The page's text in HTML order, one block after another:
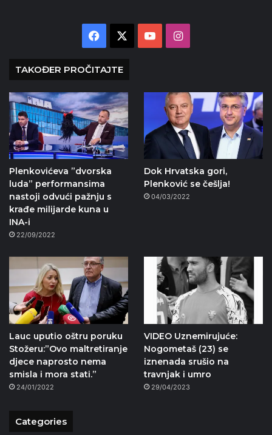
Facebook YouTubeInstagram
TAKOĐER PROČITAJTE
Plenkovićeva ”dvorska
luda” performansima
nastoji odvući pažnju s
krađe milijarde kuna u
INA-i
22/09/2022
Dok Hrvatska gori,
Plenković se češlja!
04/03/2022
Lauc uputio oštru poruku
Stožeru:”Ovo maltretiranje
djece naprosto nema
smisla i mora stati.”
24/01/2022
VIDEO Uznemirujuće:
Nogometaš (23) se
iznenada srušio na
travnjak i umro
29/04/2023
Categories